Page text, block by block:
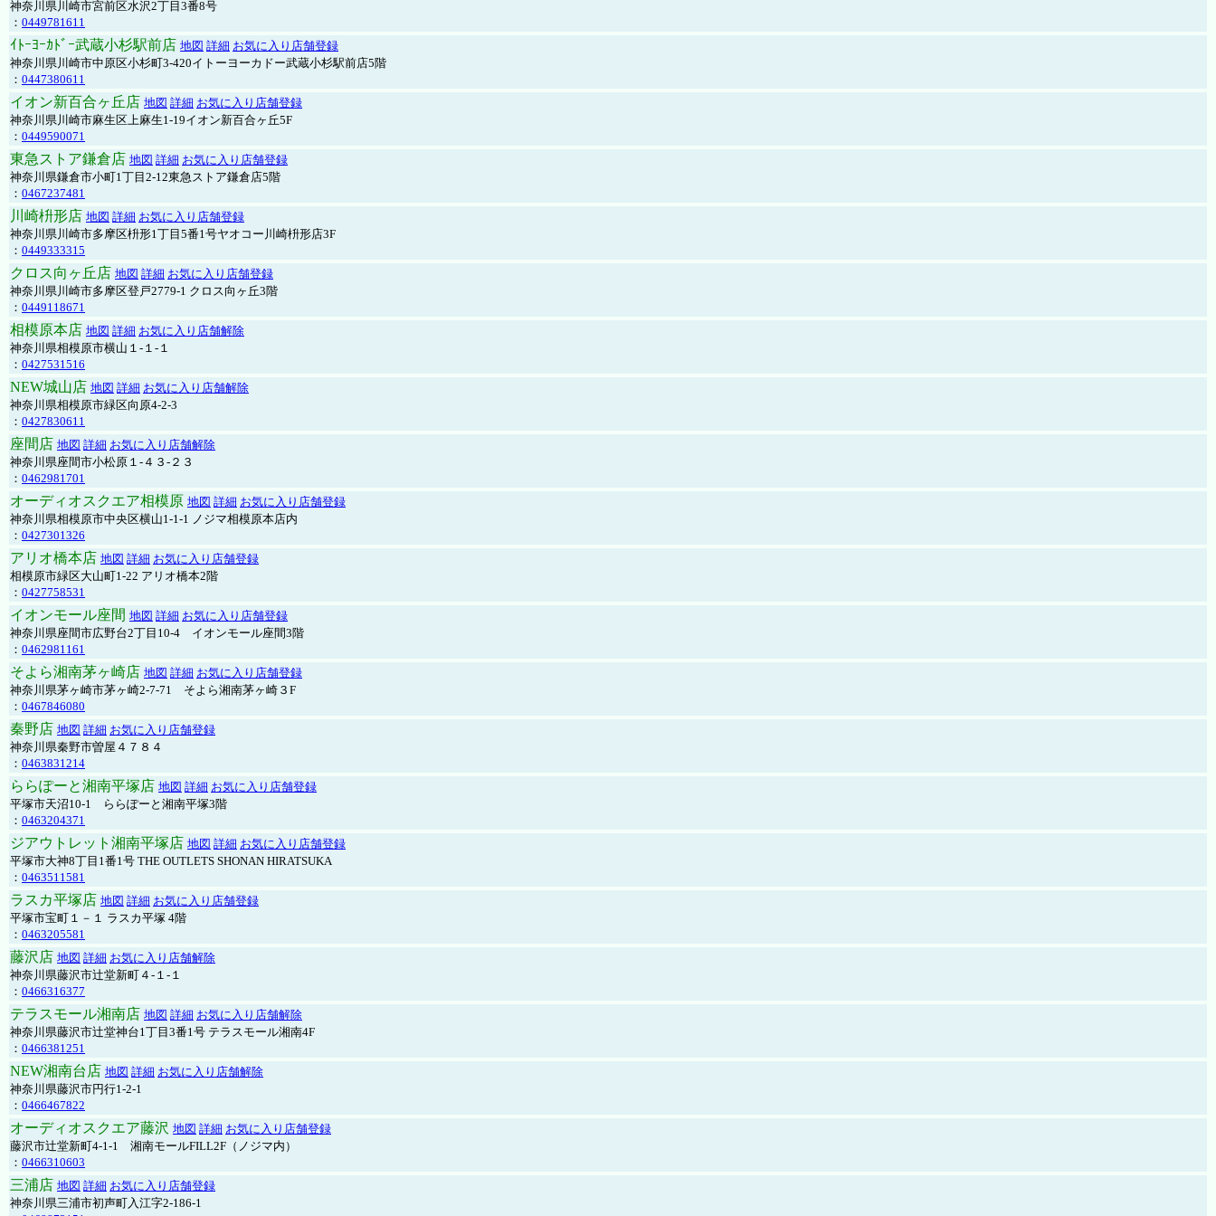
神奈川県川崎市宮前区水沢2丁目3番8号
： 0449781611
ｲﾄｰﾖｰｶﾄﾞｰ武蔵小杉駅前店 地図 詳細 お気に入り店舗登録
神奈川県川崎市中原区小杉町3-420イトーヨーカドー武蔵小杉駅前店5階
： 0447380611
イオン新百合ヶ丘店 地図 詳細 お気に入り店舗登録
神奈川県川崎市麻生区上麻生1-19イオン新百合ヶ丘5F
： 0449590071
東急ストア鎌倉店 地図 詳細 お気に入り店舗登録
神奈川県鎌倉市小町1丁目2-12東急ストア鎌倉店5階
： 0467237481
川崎枡形店 地図 詳細 お気に入り店舗登録
神奈川県川崎市多摩区枡形1丁目5番1号ヤオコー川崎枡形店3F
： 0449333315
クロス向ヶ丘店 地図 詳細 お気に入り店舗登録
神奈川県川崎市多摩区登戸2779-1 クロス向ヶ丘3階
： 0449118671
相模原本店 地図 詳細 お気に入り店舗解除
神奈川県相模原市横山１-１-１
： 0427531516
NEW城山店 地図 詳細 お気に入り店舗解除
神奈川県相模原市緑区向原4-2-3
： 0427830611
座間店 地図 詳細 お気に入り店舗解除
神奈川県座間市小松原１-４３-２３
： 0462981701
オーディオスクエア相模原 地図 詳細 お気に入り店舗登録
神奈川県相模原市中央区横山1-1-1 ノジマ相模原本店内
： 0427301326
アリオ橋本店 地図 詳細 お気に入り店舗登録
相模原市緑区大山町1-22 アリオ橋本2階
： 0427758531
イオンモール座間 地図 詳細 お気に入り店舗登録
神奈川県座間市広野台2丁目10-4 イオンモール座間3階
： 0462981161
そよら湘南茅ヶ崎店 地図 詳細 お気に入り店舗登録
神奈川県茅ヶ崎市茅ヶ崎2‐7‐71 そよら湘南茅ヶ崎３F
： 0467846080
秦野店 地図 詳細 お気に入り店舗登録
神奈川県秦野市曽屋４７８４
： 0463831214
ららぽーと湘南平塚店 地図 詳細 お気に入り店舗登録
平塚市天沼10-1 ららぽーと湘南平塚3階
： 0463204371
ジアウトレット湘南平塚店 地図 詳細 お気に入り店舗登録
平塚市大神8丁目1番1号 THE OUTLETS SHONAN HIRATSUKA
： 0463511581
ラスカ平塚店 地図 詳細 お気に入り店舗登録
平塚市宝町１－１ ラスカ平塚 4階
： 0463205581
藤沢店 地図 詳細 お気に入り店舗解除
神奈川県藤沢市辻堂新町４-１-１
： 0466316377
テラスモール湘南店 地図 詳細 お気に入り店舗解除
神奈川県藤沢市辻堂神台1丁目3番1号 テラスモール湘南4F
： 0466381251
NEW湘南台店 地図 詳細 お気に入り店舗解除
神奈川県藤沢市円行1-2-1
： 0466467822
オーディオスクエア藤沢 地図 詳細 お気に入り店舗登録
藤沢市辻堂新町4-1-1 湘南モールFILL2F（ノジマ内）
： 0466310603
三浦店 地図 詳細 お気に入り店舗登録
神奈川県三浦市初声町入江字2-186-1